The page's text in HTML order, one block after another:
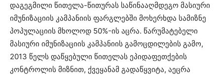
დაგეგმილი წითელა-წითურას საწინააღმდეგო მასიური
იმუნიზაციის კამპანიის ფარგლებში მოხერხდა სამიზნე
პოპულაციის მხოლოდ 50%-ის აცრა. წარუმატებელი
მასიური იმუნიზაციის კამპანიის გამოცდილების გამო,
2013 წელს დაწყებული წითელას ეპიდაფეთქების
კონტროლის მიზნით, ქვეყანამ გადაწყვიტა, აეცრა